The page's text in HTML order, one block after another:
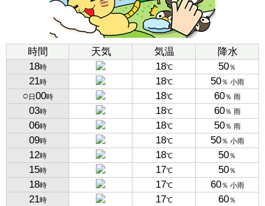
時間 天気 気温
降水
18時 18℃ 50％
21時 18℃ 50％ 小雨
○ 日 00時 18℃ 60％ 雨
03時 18℃ 60％ 雨
06時 18℃ 50％ 雨
09時 18℃ 50％ 小雨
12時 18℃ 50％
15時 17℃ 50％
18時 17℃ 60％ 小雨
21時 17℃ 60％